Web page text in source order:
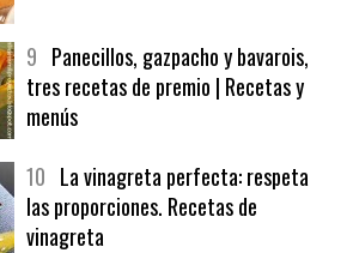
9 Panecillos, gazpacho y bavarois,
tres recetas de premio | Recetas y
menús
10 La vinagreta perfecta: respeta
las proporciones. Recetas de
vinagreta